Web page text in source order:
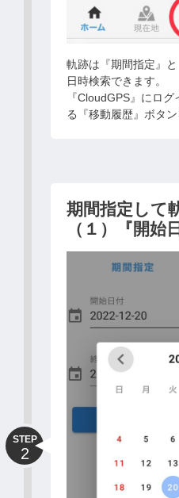
軌跡は『期間指定』
日時検索できます。
『CloudGPS』にロ
る『移動履歴』ボタン
STEP
2
期間指定して
（１）『開始